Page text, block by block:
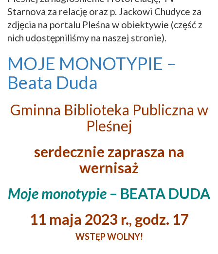
Starnova za relację oraz p. Jackowi Chudyce za
zdjęcia na portalu Pleśna w obiektywie (część z
nich udostępniliśmy na naszej stronie).
MOJE MONOTYPIE –
Beata Duda
Gminna Biblioteka Publiczna w
Pleśnej
serdecznie zaprasza na
wernisaż
Moje monotypie – BEATA DUDA
11 maja 2023 r., godz. 17
WSTĘP WOLNY!